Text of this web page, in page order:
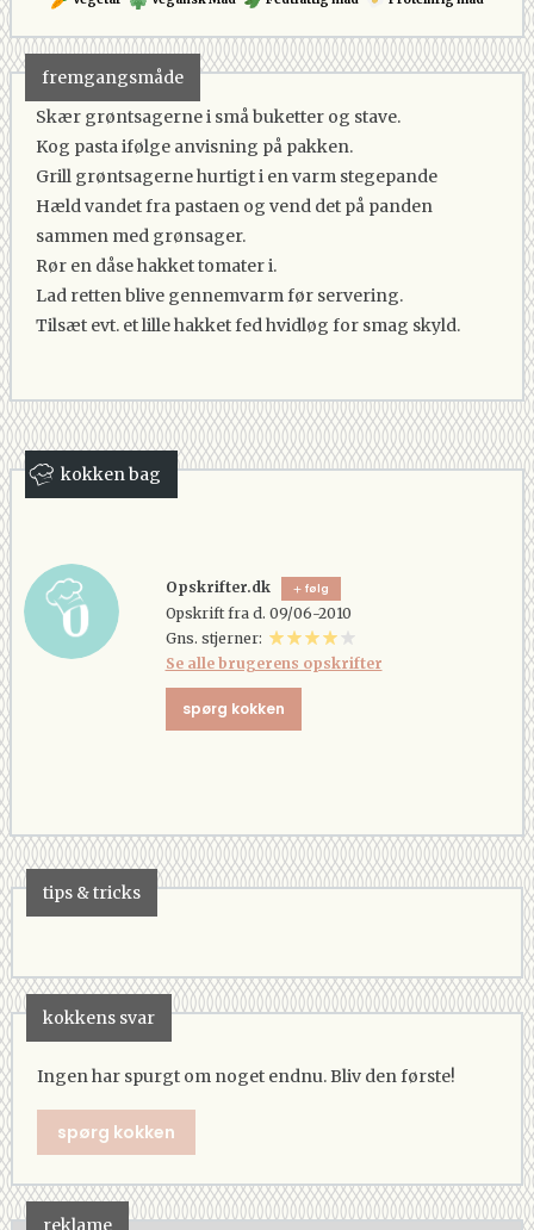
fremgangsmåde
Skær grøntsagerne i små buketter og stave.
Kog pasta ifølge anvisning på pakken.
Grill grøntsagerne hurtigt i en varm stegepande
Hæld vandet fra pastaen og vend det på panden
sammen med grønsager.
Rør en dåse hakket tomater i.
Lad retten blive gennemvarm før servering.
Tilsæt evt. et lille hakket fed hvidløg for smag skyld.
kokken bag
Opskrifter.dk følg
Opskrift fra d. 09/06-2010
Gns. stjerner:
Se alle brugerens opskrifter
spørg kokken
tips & tricks
kokkens svar
Ingen har spurgt om noget endnu. Bliv den første!
spørg kokken
reklame